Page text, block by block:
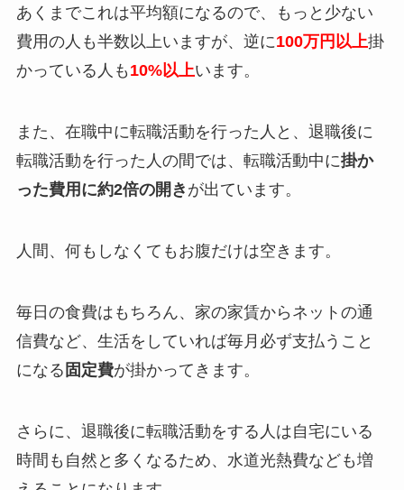
あくまでこれは平均額になるので、もっと少ない
費用の人も半数以上いますが、逆に100万円以上掛
かっている人も 10%以上います。
また、在職中に転職活動を行った人と、退職後に
転職活動を行った人の間では、転職活動中に掛か
った費用に約2倍の開き が出ています。
人間、何もしなくてもお腹だけは空きます。
毎日の食費はもちろん、家の家賃からネットの通
信費など、生活をしていれば毎月必ず支払うこと
になる 固定費が掛かってきます。
さらに、退職後に転職活動をする人は自宅にいる
時間も自然と多くなるため、水道光熱費なども増